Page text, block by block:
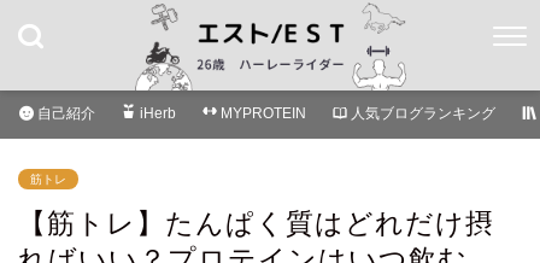
自己紹介 iHerb MYPROTEIN 人気ブログランキング
筋トレ
【筋トレ】たんぱく質はどれだけ摂